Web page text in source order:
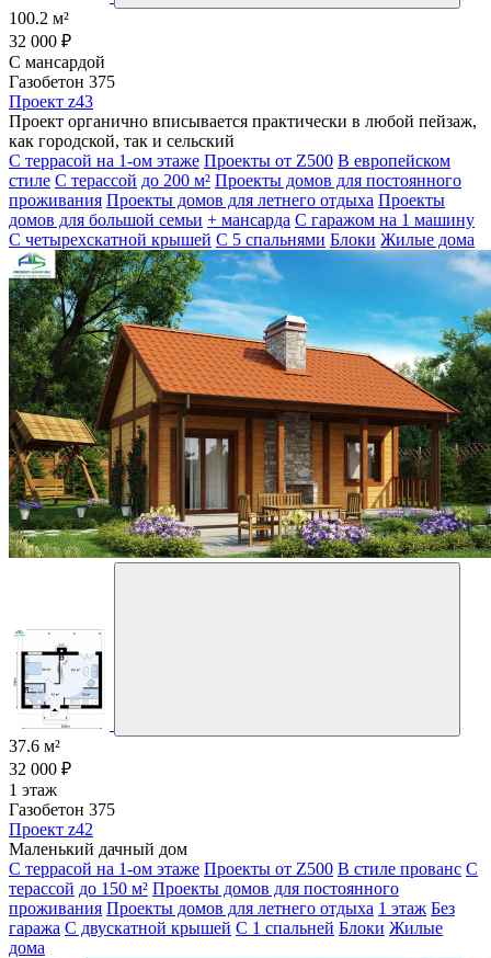
100.2 м²
32 000 ₽
С мансардой
Газобетон 375
Проект z43
Проект органично вписывается практически в любой пейзаж,
как городской, так и сельский
С террасой на 1-ом этаже Проекты от Z500 В европейском
стиле С терассой до 200 м² Проекты домов для постоянного
проживания Проекты домов для летнего отдыха Проекты
домов для большой семьи + мансарда С гаражом на 1 машину
С четырехскатной крышей С 5 спальнями Блоки Жилые дома
37.6 м²
32 000 ₽
1 этаж
Газобетон 375
Проект z42
Маленький дачный дом
С террасой на 1-ом этаже Проекты от Z500 В стиле прованс С
терассой до 150 м² Проекты домов для постоянного
проживания Проекты домов для летнего отдыха 1 этаж Без
гаража С двускатной крышей С 1 спальней Блоки Жилые
дома